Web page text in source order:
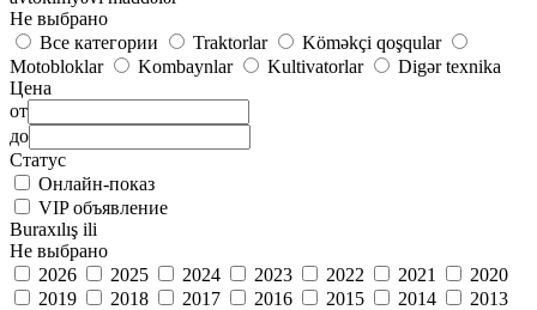
Не выбрано
Все категории
Traktorlar
Köməkçi qoşqular
Motobloklar
Kombaynlar Kultivatorlar
Digər texnika
Цена
от
до
Статус
Онлайн-показ
VIP объявление
Buraxılış ili
Не выбрано
2026
2025 2024 2023 2022 2021
2020
2019
2018 2017 2016 2015 2014
2013